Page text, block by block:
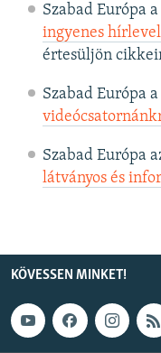
Szabad Európa a
ingyenes
értesüljön
Szabad Európa a
Szabad Európa
látványos és
KÖVESSEN MINKET!